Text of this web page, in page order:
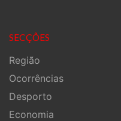
SECÇÕES
Região
Ocorrências
Desporto
Economia